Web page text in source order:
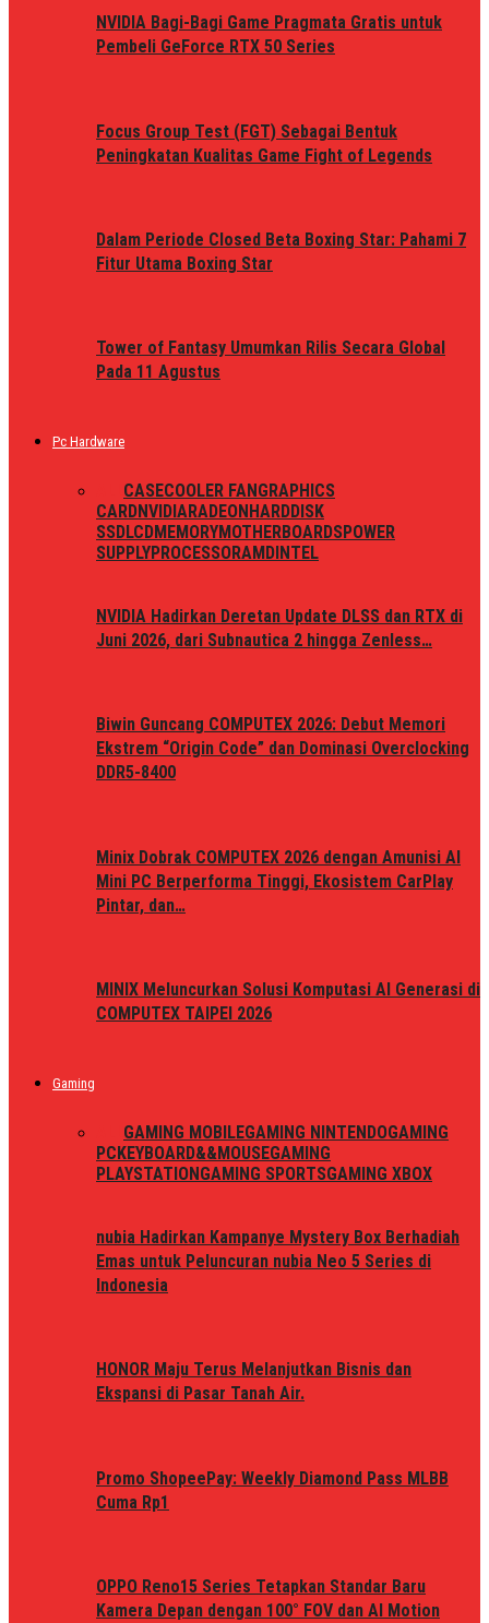
NVIDIA Bagi-Bagi Game Pragmata Gratis untuk
Pembeli GeForce RTX 50 Series
Focus Group Test (FGT) Sebagai Bentuk
Peningkatan Kualitas Game Fight of Legends
Dalam Periode Closed Beta Boxing Star: Pahami 7
Fitur Utama Boxing Star
Tower of Fantasy Umumkan Rilis Secara Global
Pada 11 Agustus
Pc Hardware
CASECOOLER FAN GRAPHICS
CARDNVIDIARADEON HARDDISK
SSDLCDMEMORYMOTHERBOARDSPOWER
SUPPLYPROCESSORAMD INTEL
NVIDIA Hadirkan Deretan Update DLSS dan RTX di
Juni 2026, dari Subnautica 2 hingga Zenless…
Biwin Guncang COMPUTEX 2026: Debut Memori
Ekstrem “Origin Code” dan Dominasi Overclocking
DDR5-8400
Minix Dobrak COMPUTEX 2026 dengan Amunisi AI
Mini PC Berperforma Tinggi, Ekosistem CarPlay
Pintar, dan…
MINIX Meluncurkan Solusi Komputasi AI Generasi di
COMPUTEX TAIPEI 2026
Gaming
GAMING MOBILEGAMING NINTENDOGAMING
PCKEYBOARD&&MOUSEGAMING
PLAYSTATIONGAMING SPORTSGAMING XBOX
nubia Hadirkan Kampanye Mystery Box Berhadiah
Emas untuk Peluncuran nubia Neo 5 Series di
Indonesia
HONOR Maju Terus Melanjutkan Bisnis dan
Ekspansi di Pasar Tanah Air.
Promo ShopeePay: Weekly Diamond Pass MLBB
Cuma Rp1
OPPO Reno15 Series Tetapkan Standar Baru
Kamera Depan dengan 100° FOV dan AI Motion